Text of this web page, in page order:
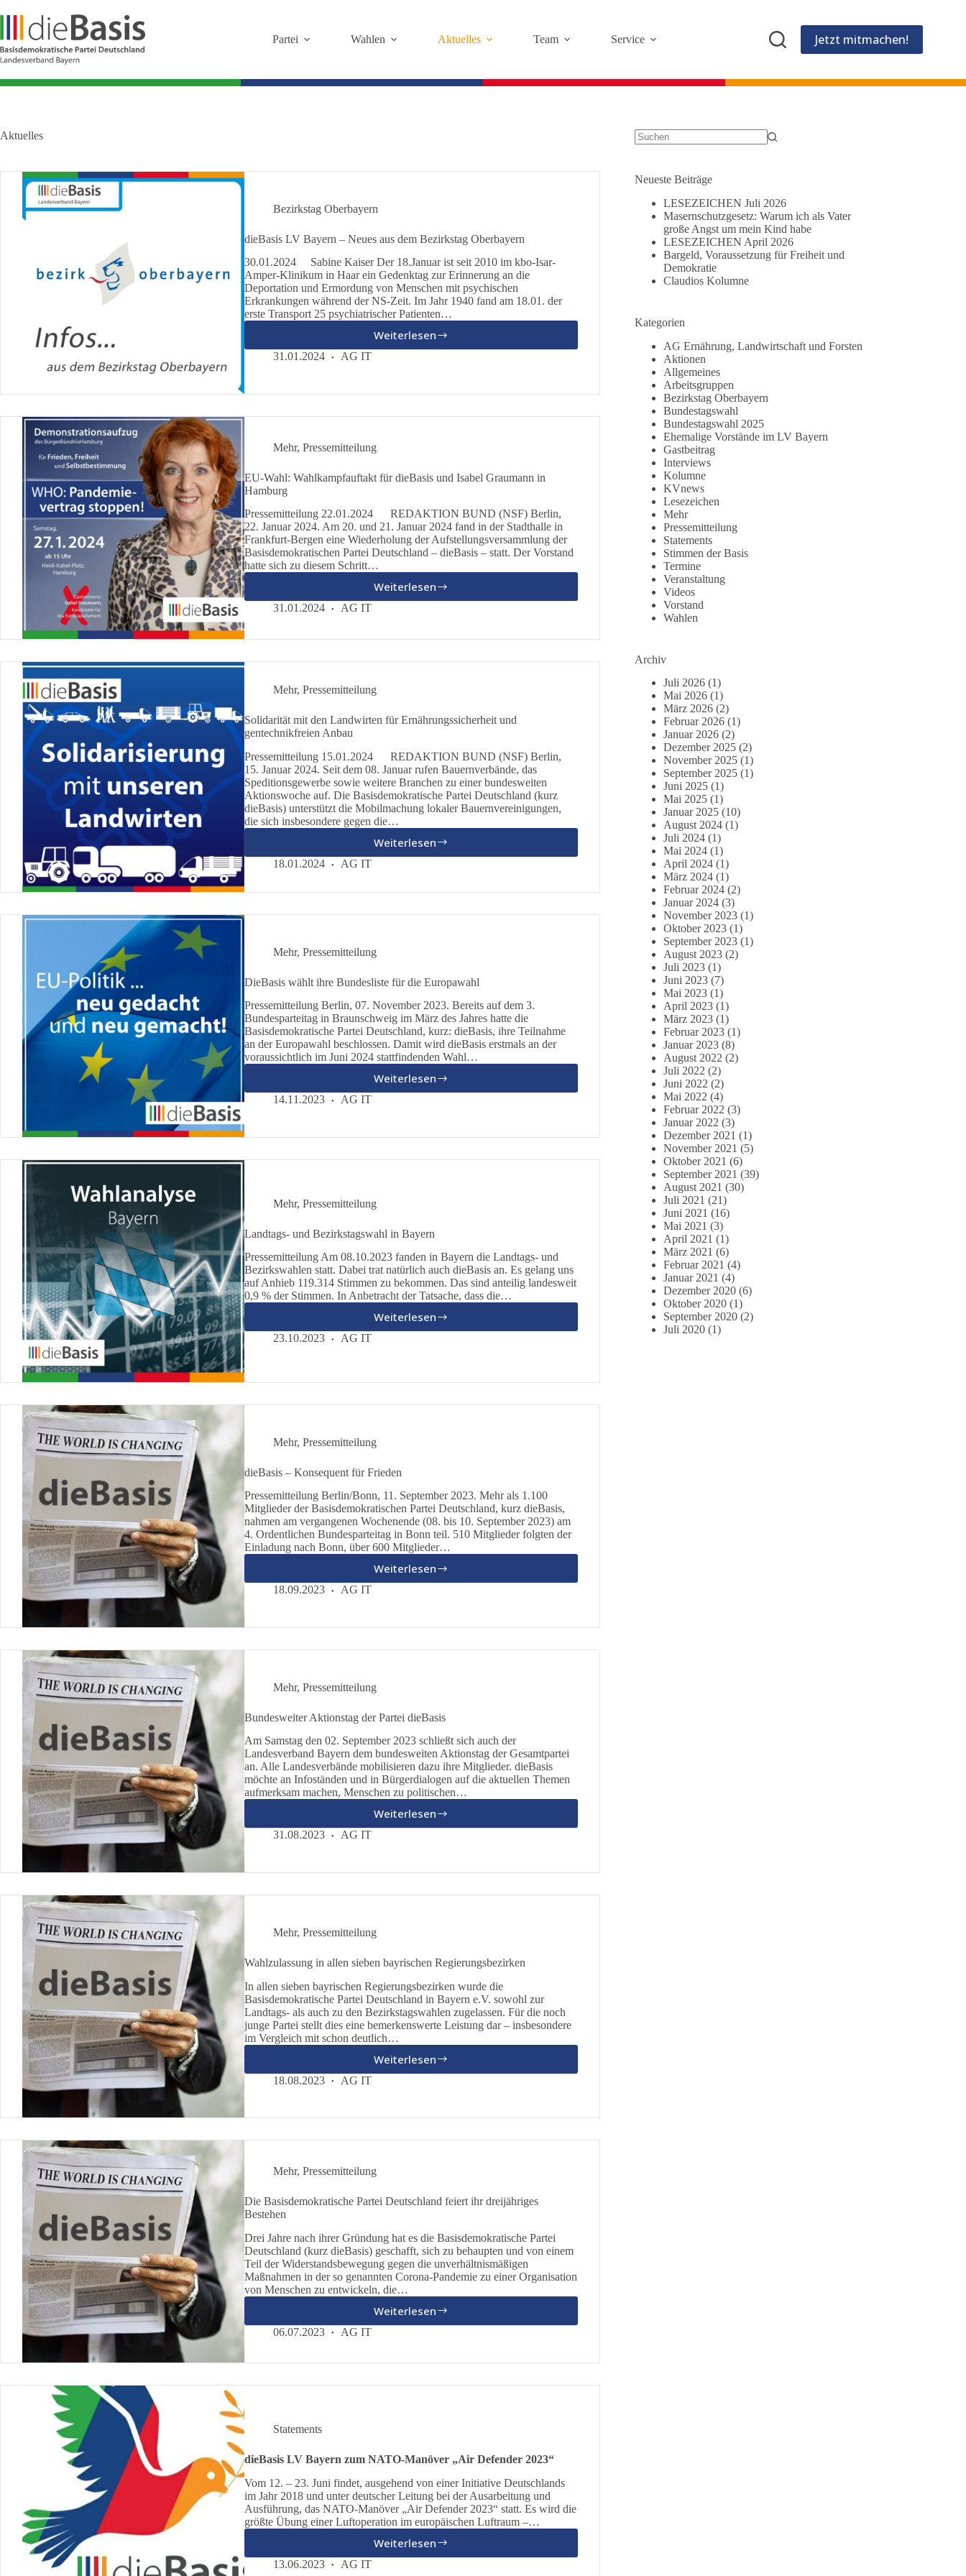
Inhalt
springen
Partei Wahlen Aktuelles Team Service Jetzt mitmachen!
Aktuelles
Bezirkstag Oberbayern
dieBasis LV Bayern – Neues aus dem Bezirkstag Oberbayern
30.01.2024 Sabine Kaiser Der 18.Januar ist seit 2010 im kbo-Isar-
Amper-Klinikum in Haar ein Gedenktag zur Erinnerung an die
Deportation und Ermordung von Menschen mit psychischen
Erkrankungen während der NS-Zeit. Im Jahr 1940 fand am 18.01. der
erste Transport 25 psychiatrischer Patienten…
Weiterlesen
dieBasis
Neues
aus
31.01.2024 AG IT
Mehr,Pressemitteilung
EU-Wahl: Wahlkampfauftakt für dieBasis und Isabel Graumann in
Hamburg
Pressemitteilung 22.01.2024 REDAKTION BUND (NSF) Berlin,
22. Januar 2024. Am 20. und 21. Januar 2024 fand in der Stadthalle in
Frankfurt-Bergen eine Wiederholung der Aufstellungsversammlung der
Basisdemokratischen Partei Deutschland – dieBasis – statt. Der Vorstand
hatte sich zu diesem Schritt…
Weiterlesen
EU-
für
und
Hamburg
31.01.2024 AG IT
Mehr,Pressemitteilung
Solidarität mit den Landwirten für Ernährungssicherheit und
gentechnikfreien Anbau
Pressemitteilung 15.01.2024 REDAKTION BUND (NSF) Berlin,
15. Januar 2024. Seit dem 08. Januar rufen Bauernverbände, das
Speditionsgewerbe sowie weitere Branchen zu einer bundesweiten
Aktionswoche auf. Die Basisdemokratische Partei Deutschland (kurz
dieBasis) unterstützt die Mobilmachung lokaler Bauernvereinigungen,
die sich insbesondere gegen die…
Weiterlesen
Solidarität
Landwirten
18.01.2024 AG IT
Mehr,Pressemitteilung
DieBasis wählt ihre Bundesliste für die Europawahl
Pressemitteilung Berlin, 07. November 2023. Bereits auf dem 3.
Bundesparteitag in Braunschweig im März des Jahres hatte die
Basisdemokratische Partei Deutschland, kurz: dieBasis, ihre Teilnahme
an der Europawahl beschlossen. Damit wird dieBasis erstmals an der
voraussichtlich im Juni 2024 stattfindenden Wahl…
Weiterlesen
DieBasis
für
die
14.11.2023 AG IT
Mehr,Pressemitteilung
Landtags- und Bezirkstagswahl in Bayern
Pressemitteilung Am 08.10.2023 fanden in Bayern die Landtags- und
Bezirkswahlen statt. Dabei trat natürlich auch dieBasis an. Es gelang uns
auf Anhieb 119.314 Stimmen zu bekommen. Das sind anteilig landesweit
0,9 % der Stimmen. In Anbetracht der Tatsache, dass die…
Weiterlesen
Landtags-
Bayern
23.10.2023 AG IT
Mehr,Pressemitteilung
dieBasis – Konsequent für Frieden
Pressemitteilung Berlin/Bonn, 11. September 2023. Mehr als 1.100
Mitglieder der Basisdemokratischen Partei Deutschland, kurz dieBasis,
nahmen am vergangenen Wochenende (08. bis 10. September 2023) am
4. Ordentlichen Bundesparteitag in Bonn teil. 510 Mitglieder folgten der
Einladung nach Bonn, über 600 Mitglieder…
Weiterlesen
dieBasis
Frieden
18.09.2023 AG IT
Mehr,Pressemitteilung
Bundesweiter Aktionstag der Partei dieBasis
Am Samstag den 02. September 2023 schließt sich auch der
Landesverband Bayern dem bundesweiten Aktionstag der Gesamtpartei
an. Alle Landesverbände mobilisieren dazu ihre Mitglieder. dieBasis
möchte an Infoständen und in Bürgerdialogen auf die aktuellen Themen
aufmerksam machen, Menschen zu politischen…
WeiterlesenBundesweiter
dieBasis
31.08.2023 AG IT
Mehr,Pressemitteilung
Wahlzulassung in allen sieben bayrischen Regierungsbezirken
In allen sieben bayrischen Regierungsbezirken wurde die
Basisdemokratische Partei Deutschland in Bayern e.V. sowohl zur
Landtags- als auch zu den Bezirkstagswahlen zugelassen. Für die noch
junge Partei stellt dies eine bemerkenswerte Leistung dar – insbesondere
im Vergleich mit schon deutlich…
WeiterlesenWahlzulassung
bayrischen
Regierungsbezirken
18.08.2023 AG IT
Mehr,Pressemitteilung
Die Basisdemokratische Partei Deutschland feiert ihr dreijähriges
Bestehen
Drei Jahre nach ihrer Gründung hat es die Basisdemokratische Partei
Deutschland (kurz dieBasis) geschafft, sich zu behaupten und von einem
Teil der Widerstandsbewegung gegen die unverhältnismäßigen
Maßnahmen in der so genannten Corona-Pandemie zu einer Organisation
von Menschen zu entwickeln, die…
Weiterlesen
Die
Deutschland
ihr
06.07.2023 AG IT
Statements
dieBasis LV Bayern zum NATO-Manöver „Air Defender 2023“
Vom 12. – 23. Juni findet, ausgehend von einer Initiative Deutschlands
im Jahr 2018 und unter deutscher Leitung bei der Ausarbeitung und
Ausführung, das NATO-Manöver „Air Defender 2023“ statt. Es wird die
größte Übung einer Luftoperation im europäischen Luftraum –…
Weiterlesen
dieBasis
13.06.2023 AG IT
Neueste Beiträge
LESEZEICHEN Juli 2026
Masernschutzgesetz: Warum ich als Vater
große Angst um mein Kind habe
LESEZEICHEN April 2026
Bargeld, Voraussetzung für Freiheit und
Demokratie
Claudios Kolumne
Kategorien
AG Ernährung, Landwirtschaft und Forsten
Aktionen
Allgemeines
Arbeitsgruppen
Bezirkstag Oberbayern
Bundestagswahl
Bundestagswahl 2025
Ehemalige Vorstände im LV Bayern
Gastbeitrag
Interviews
Kolumne
KVnews
Lesezeichen
Mehr
Pressemitteilung
Statements
Stimmen der Basis
Termine
Veranstaltung
Videos
Vorstand
Wahlen
Archiv
Juli 2026 (1)
Mai 2026 (1)
März 2026 (2)
Februar 2026 (1)
Januar 2026 (2)
Dezember 2025 (2)
November 2025 (1)
September 2025 (1)
Juni 2025 (1)
Mai 2025 (1)
Januar 2025 (10)
August 2024 (1)
Juli 2024 (1)
Mai 2024 (1)
April 2024 (1)
März 2024 (1)
Februar 2024 (2)
Januar 2024 (3)
November 2023 (1)
Oktober 2023 (1)
September 2023 (1)
August 2023 (2)
Juli 2023 (1)
Juni 2023 (7)
Mai 2023 (1)
April 2023 (1)
März 2023 (1)
Februar 2023 (1)
Januar 2023 (8)
August 2022 (2)
Juli 2022 (2)
Juni 2022 (2)
Mai 2022 (4)
Februar 2022 (3)
Januar 2022 (3)
Dezember 2021 (1)
November 2021 (5)
Oktober 2021 (6)
September 2021 (39)
August 2021 (30)
Juli 2021 (21)
Juni 2021 (16)
Mai 2021 (3)
April 2021 (1)
März 2021 (6)
Februar 2021 (4)
Januar 2021 (4)
Dezember 2020 (6)
Oktober 2020 (1)
September 2020 (2)
Juli 2020 (1)